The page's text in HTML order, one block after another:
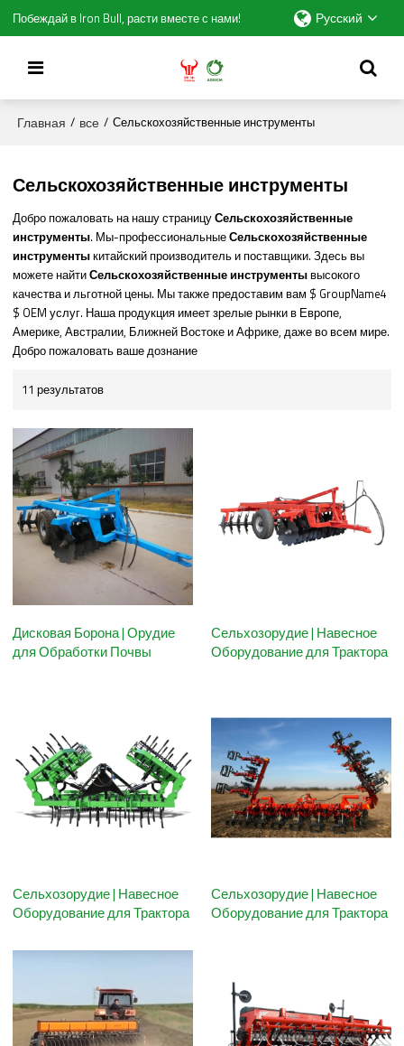
Побеждай в Iron Bull, расти вместе с нами! Русский
Главная / все / Сельскохозяйственные инструменты
Сельскохозяйственные инструменты
Добро пожаловать на нашу страницуСельскохозяйственные
инструменты. Мы-профессиональныеСельскохозяйственные
инструментыкитайский производитель и поставщики. Здесь вы
можете найтиСельскохозяйственные инструментывысокого
качества и льготной цены. Мы также предоставим вам $ GroupName4
$ OEM услуг. Наша продукция имеет зрелые рынки в Европе,
Америке, Австралии, Ближней Востоке и Африке, даже во всем мире.
Добро пожаловать ваше дознание
11 результатов
Дисковая Борона | Орудие
для Обработки Почвы
Сельхозорудие | Навесное
Оборудование для Трактора
Сельхозорудие | Навесное
Оборудование для Трактора
Сельхозорудие | Навесное
Оборудование для Трактора